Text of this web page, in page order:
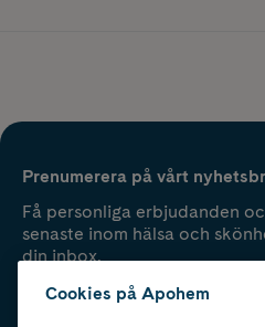
Prenumerera på vårt
Få personliga erbjudanden
senaste inom hälsa och
din inbox.
Cookies på Apohem